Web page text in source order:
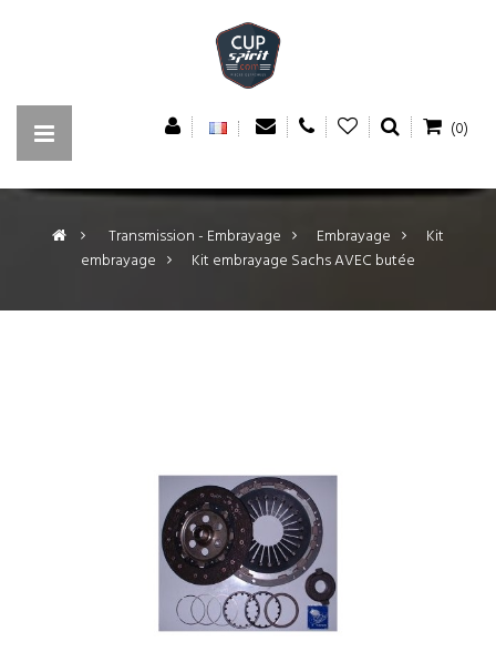
(0)
> Transmission - Embrayage > Embrayage >
Kit
embrayage > Kit embrayage Sachs AVEC butée